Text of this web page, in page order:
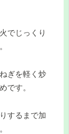
でじっくり
ぎを軽く炒
です。
するまで加